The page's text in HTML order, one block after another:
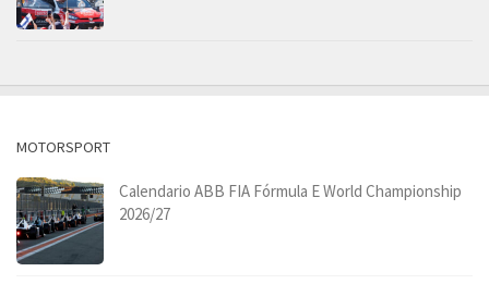
MOTORSPORT
Calendario ABB FIA Fórmula E World Championship
2026/27